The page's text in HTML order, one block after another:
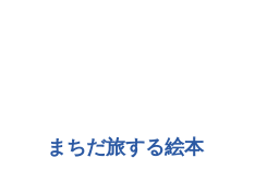
まちだ旅する絵本